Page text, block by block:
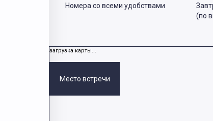
Номера со всеми удобствами
(по
загрузка карты...
Место встречи